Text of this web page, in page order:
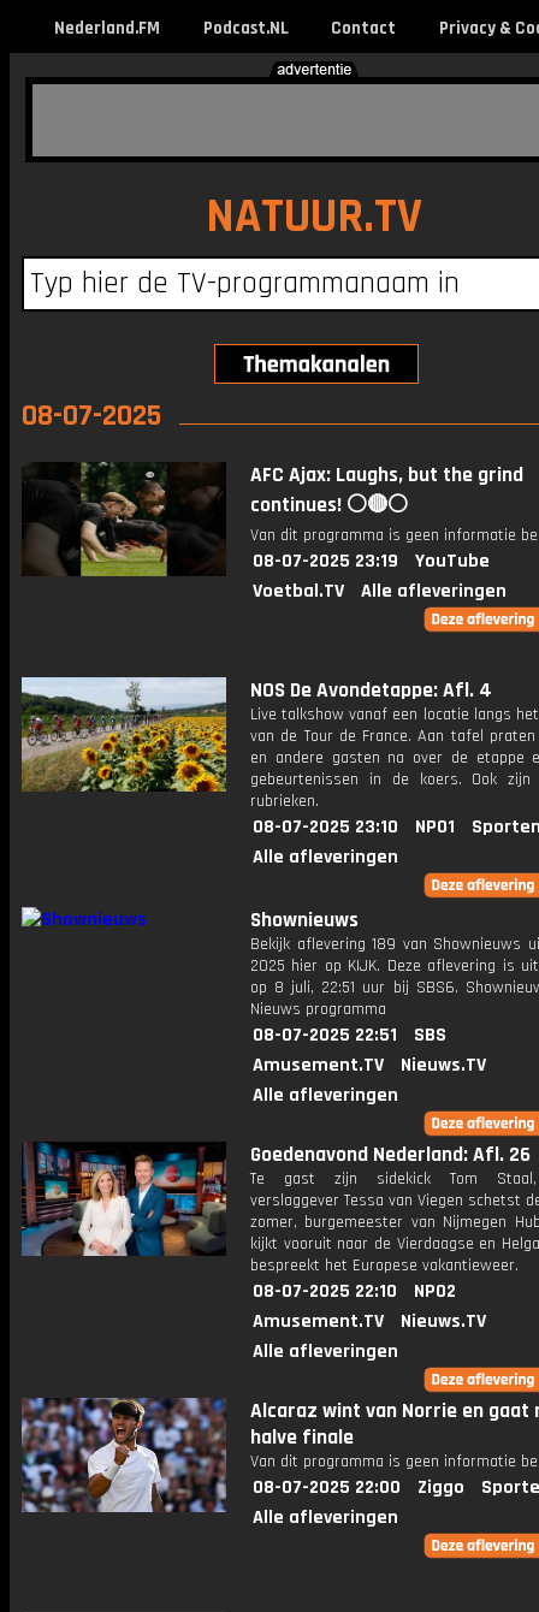
Nederland.FM Podcast.NL Contact Privacy &
NATUUR.TV
08-07-2025
AFC Ajax: Laughs, but the grind
continues! ⚪️🔴⚪️
Van dit programma is geen informatie
08-07-2025 23:19
YouTube
Voetbal.TV
Alle afleveringen
NOS De Avondetappe: Afl. 4
Live talkshow vanaf een locatie langs
van de Tour de France. Aan tafel
en andere gasten na over de etappe
gebeurtenissen in de koers. Ook
rubrieken.
08-07-2025 23:10 NPO1
Alle afleveringen
Shownieuws
Bekijk aflevering 189 van Shownieuws
2025 hier op KIJK. Deze aflevering is
op 8 juli, 22:51 uur bij SBS6.
Nieuws programma
08-07-2025 22:51
SBS
Amusement.TV
Nieuws.TV
Alle afleveringen
Goedenavond Nederland: Afl. 26
Te gast zijn sidekick Tom
verslaggever Tessa van Viegen schetst
zomer, burgemeester van Nijmegen
kijkt vooruit naar de Vierdaagse en
bespreekt het Europese vakantieweer.
08-07-2025 22:10
NPO2
Amusement.TV
Nieuws.TV
Alle afleveringen
Alcaraz wint van Norrie en gaat
halve finale
Van dit programma is geen informatie
08-07-2025 22:00 Ziggo
Alle afleveringen